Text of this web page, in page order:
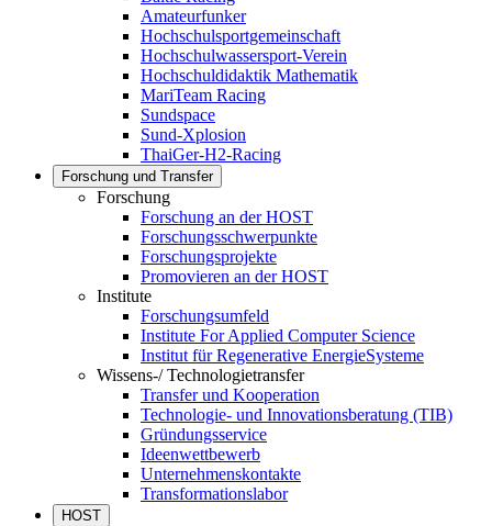
Amateurfunker
Hochschulsportgemeinschaft
Hochschulwassersport-Verein
Hochschuldidaktik Mathematik
MariTeam Racing
Sundspace
Sund-Xplosion
ThaiGer-H2-Racing
Forschung und Transfer
Forschung
Forschung an der HOST
Forschungsschwerpunkte
Forschungsprojekte
Promovieren an der HOST
Institute
Forschungsumfeld
Institute For Applied Computer Science
Institut für Regenerative EnergieSysteme
Wissens-/ Technologietransfer
Transfer und Kooperation
Technologie- und Innovationsberatung (TIB)
Gründungsservice
Ideenwettbewerb
Unternehmenskontakte
Transformationslabor
HOST